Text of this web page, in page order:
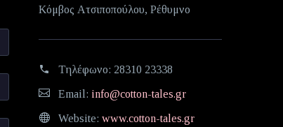
Κόμβος Ατσιποπούλου, Ρέθυμνο
Τηλέφωνο: 28310 23338
Email: info@cotton-tales.gr
Website: www.cotton-tales.gr